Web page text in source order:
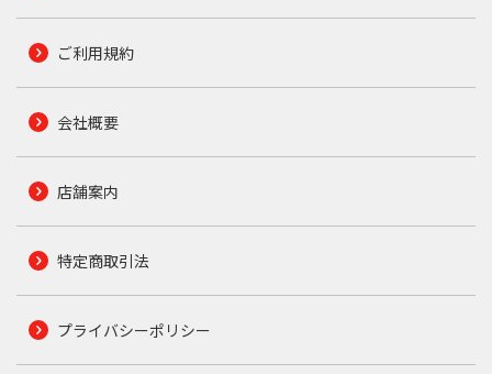
ご利用規約
会社概要
店舗案内
特定商取引法
プライバシーポリシー